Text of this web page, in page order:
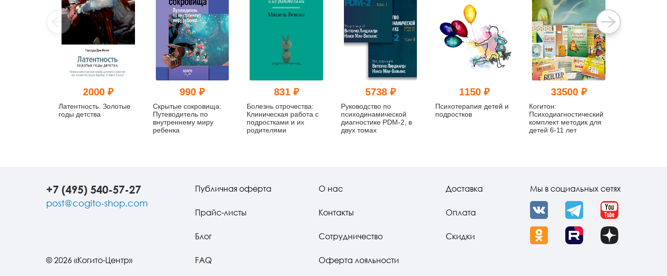
2000 ₽
Латентность. Золотые
годы детства
990 ₽
Скрытые сокровища:
Путеводитель по
внутреннему миру
ребенка
831 ₽
Болезнь отрочества:
Клиническая работа с
подростками и их
родителями
5738 ₽
Руководство по
психодинамической
диагностике PDM-2, в
двух томах
1150 ₽
Психотерапия детей и
подростков
33500 ₽
Когитон:
Психодиагностический
комплект методик для
детей 6-11 лет
+7 (495) 540-57-27
post@cogito-shop.com
Публичная оферта
Прайс-листы
Блог
FAQ
О нас
Контакты
Сотрудничество
Оферта лояльности
Доставка
Оплата
Скидки
Мы в социальных сетях
VK Telegram YouTube
OK Rutube Dzen
© 2026 «Когито-Центр»